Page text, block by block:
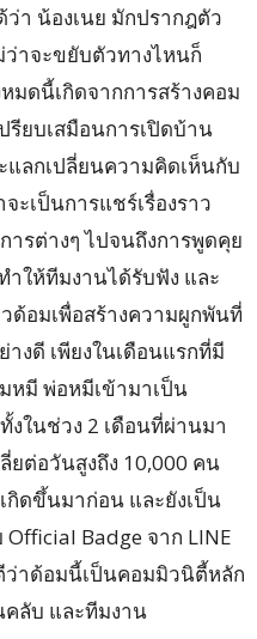
ว่า น้องเนย มักปรากฎตัว
ว่าจะขยับตัวทางไหนก็
มดนี้เกิดจากการสร้างคอม
รียบเสมือนการเปิดบ้าน
แลกเปลี่ยนความคิดเห็นกับ
ะเป็นการแชร์เรื่องราว
รต่างๆ ไปจนถึงการพูดคุย
ำให้ทีมงานได้รับฟัง และ
ด้อมเพื่อสร้างความผูกพันที่
งดี เพียงในเดือนแรกที่มี
มหมี พ่อหมีเข้ามาเป็น
ในช่วง 2 เดือนที่ผ่านมา
ยต่อวันสูงถึง 10,000 คน
กิดขึ้นมาก่อน และยังเป็น
Badge จาก LINE
ว่าด้อมนี้เป็นคอมมิวนิตี้หลัก
ลับ และทีมงาน